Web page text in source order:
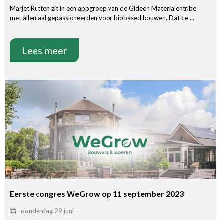
Marjet Rutten zit in een appgroep van de Gideon Materialentribe
met allemaal gepassioneerden voor biobased bouwen. Dat de ...
Lees meer
Eerste congres WeGrow op 11 september 2023
donderdag 29 juni